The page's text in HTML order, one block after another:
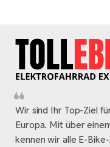
Wir sind Ihr Top-Ziel
Europa. Mit über
kennen wir alle E-